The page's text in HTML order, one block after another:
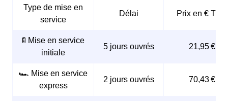
Type de mise en
service
Délai Prix en € TTC
🚦 Mise en service
initiale
5 jours ouvrés 21,95 €
🏎️ Mise en service
express
2 jours ouvrés 70,43 €